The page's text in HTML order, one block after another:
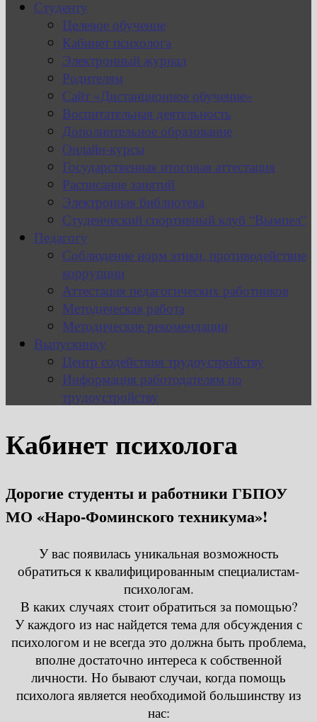
Студенту
Целевое обучение
Кабинет психолога
Электронный журнал
Родителям
Сайт «Дистанционное обучение»
Воспитательная деятельность
Дополнительное образование
Онлайн-курсы
Государственная итоговая аттестация
Расписание занятий
Электронная библиотека
Студенческий спортивный клуб “Вымпел”
Педагогу
Соблюдение норм этики, противодействие
коррупции
Аттестация педагогических работников
Методическая работа
Методические рекомендации
Выпускнику
Центр содействия трудоустройству
Информация работодателям по
трудоустройству
Кабинет психолога
Дорогие студенты и работники ГБПОУ
МО «Наро-Фоминского техникума»!
У вас появилась уникальная возможность
обратиться к квалифицированным специалистам-
психологам.
В каких случаях стоит обратиться за помощью?
У каждого из нас найдется тема для обсуждения с
психологом и не всегда это должна быть проблема,
вполне достаточно интереса к собственной
личности. Но бывают случаи, когда помощь
психолога является необходимой большинству из
нас: